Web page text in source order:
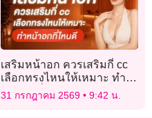
เสริมหน้าอก ควรเสริมกี่ cc
เลือกทรงไหนให้เหมาะ ทำ
หน้าอกที่ไหนดี
31 กรกฎาคม 2569 9:42 น.